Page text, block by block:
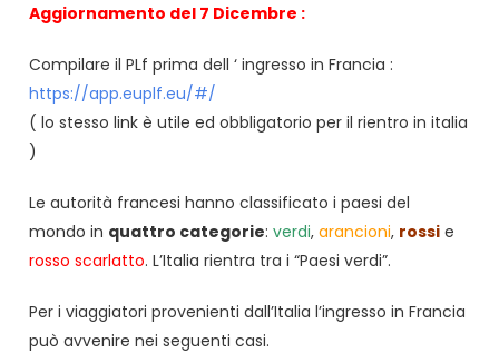
Aggiornamento del 7 Dicembre :
Compilare il PLf prima dell ‘ ingresso in Francia :
https://app.euplf.eu/#/
( lo stesso link è utile ed obbligatorio per il rientro in italia
)
Le autorità francesi hanno classificato i paesi del
mondo in quattro categorie: verdi, arancioni, rossi e
rosso scarlatto. L’Italia rientra tra i “Paesi verdi”.
Per i viaggiatori provenienti dall’Italia l’ingresso in Francia
può avvenire nei seguenti casi.